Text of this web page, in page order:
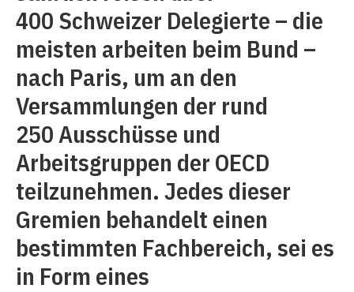
400 Schweizer Delegierte – die
meisten arbeiten beim Bund –
nach Paris, um an den
Versammlungen der rund
250 Ausschüsse und
Arbeitsgruppen der OECD
teilzunehmen. Jedes dieser
Gremien behandelt einen
bestimmten Fachbereich, sei es
in Form eines